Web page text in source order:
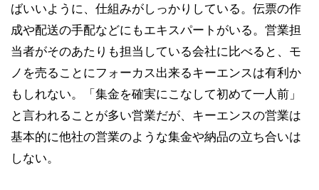
ばいいように、仕組みがしっかりしている。伝票の作
成や配送の手配などにもエキスパートがいる。営業担
当者がそのあたりも担当している会社に比べると、モ
ノを売ることにフォーカス出来るキーエンスは有利か
もしれない。「集金を確実にこなして初めて一人前」
と言われることが多い営業だが、キーエンスの営業は
基本的に他社の営業のような集金や納品の立ち合いは
しない。